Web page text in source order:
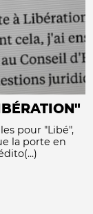
pour "Libé",
la porte en